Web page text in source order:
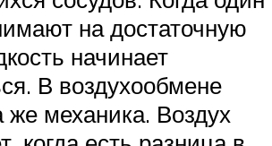
на достаточную
начинает
В воздухообмене
же механика. Воздух